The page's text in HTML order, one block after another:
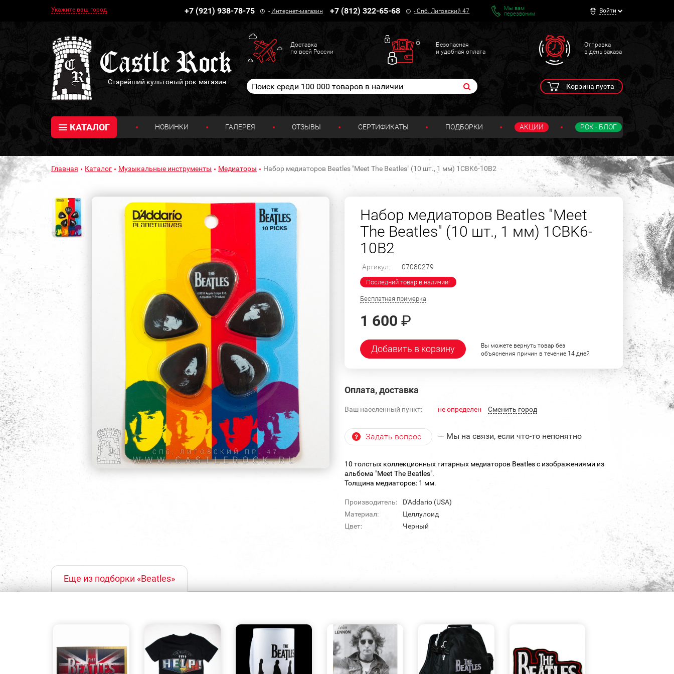
Укажите ваш город +7 (921) 938-78-75 - Интернет-магазин +7 (812) 322-65-68 -Спб. Лиговский 47
Мы вам
перезвоним
Войти
Старейший культовый рок-магазин
Доставка
по всей России
Безопасная
и удобная оплата
Отправка
в день заказа
Корзина пуста
КАТАЛОГ НОВИНКИ ГАЛЕРЕЯ ОТЗЫВЫ СЕРТИФИКАТЫ ПОДБОРКИ АКЦИИ РОК - БЛОГ
Главная Каталог Музыкальные инструменты Медиаторы Набор медиаторов Beatles "Meet The Beatles" (10 шт., 1 мм) 1CBK6-10B2
Набор медиаторов Beatles "Meet
The Beatles" (10 шт., 1 мм) 1CBK6-
10B2
Артикул: 07080279
Последний товар в наличии!
Бесплатная примерка
1 600 ₽
Добавить в корзину
Вы можете вернуть товар без
объяснения причин в течение 14 дней
Оплата, доставка
Ваш населенный пункт: не определен Cменить город
Задать вопрос — Мы на связи, если что-то непонятно
10 толстых коллекционных гитарных медиаторов Beatles с изображениями из
альбома "Meet The Beatles".
Толщина медиаторов: 1 мм.
Производитель:
D'Addario (USA)
Материал:
Целлулоид
Цвет:
Черный
Еще из подборки «Beatles»